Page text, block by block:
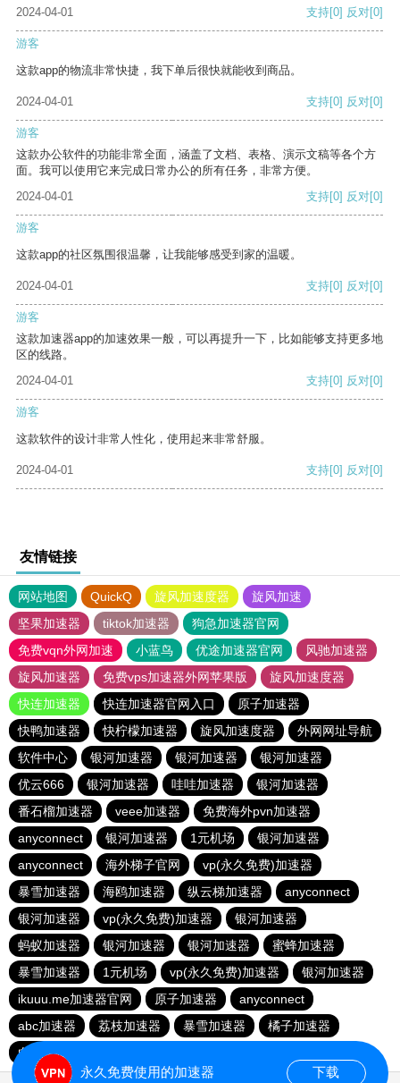
2024-04-01
支持[0] 反对[0]
游客
这款app的物流非常快捷，我下单后很快就能收到商品。
2024-04-01 支持[0] 反对[0]
游客
这款办公软件的功能非常全面，涵盖了文档、表格、演示文稿等各个方
面。我可以使用它来完成日常办公的所有任务，非常方便。
2024-04-01
支持[0] 反对[0]
游客
这款app的社区氛围很温馨，让我能够感受到家的温暖。
2024-04-01 支持[0] 反对[0]
游客
这款加速器app的加速效果一般，可以再提升一下，比如能够支持更多地
区的线路。
2024-04-01
支持[0] 反对[0]
游客
这款软件的设计非常人性化，使用起来非常舒服。
2024-04-01 支持[0] 反对[0]
友情链接
网站地图 QuickQ 旋风加速度器
旋风加速
坚果加速器
tiktok加速器
狗急加速器官网
免费vqn外网加速
小蓝鸟 优途加速器官网
风驰加速器
旋风加速器
免费vps加速器外网苹果版
旋风加速度器
快连加速器
快连加速器官网入口
原子加速器
快鸭加速器
快柠檬加速器 旋风加速度器
外网网址导航
软件中心
银河加速器 银河加速器
银河加速器
优云666
银河加速器 哇哇加速器
银河加速器
番石榴加速器
veee加速器
免费海外pvn加速器
anyconnect
银河加速器 1元机场
银河加速器
anyconnect
海外梯子官网
vp(永久免费)加速器
暴雪加速器
海鸥加速器 纵云梯加速器
anyconnect
银河加速器
vp(永久免费)加速器
银河加速器
蚂蚁加速器
银河加速器 银河加速器
蜜蜂加速器
暴雪加速器
1元机场 vp(永久免费)加速器
银河加速器
ikuuu.me加速器官网
原子加速器
anyconnect
abc加速器
荔枝加速器 暴雪加速器
橘子加速器
白鲸加速器
永久免费使用的加速器 下载